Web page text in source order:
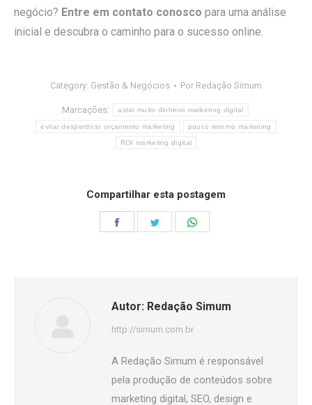
negócio? Entre em contato conosco para uma análise
inicial e descubra o caminho para o sucesso online.
Category: Gestão & Negócios Por Redação Simum
Marcações: astar muito dinheiro marketing digital
evitar desperdício orçamento marketing pouco retorno marketing
ROI marketing digital
Compartilhar esta postagem
Autor: Redação Simum
http://simum.com.br
A Redação Simum é responsável
pela produção de conteúdos sobre
marketing digital, SEO, design e